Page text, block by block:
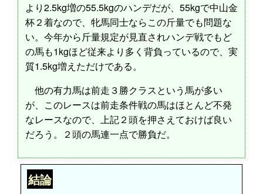
より2.5kg増の55.5kgのハンデだが、55kgで中山金
杯２着なので、牝馬同士ならこの斤量でも問題な
い。今年から斤量規定が見直されハンデ戦でもど
の馬も1kgほど従来より多く背負っているので、実
質1.5kg増えただけである。
他の有力馬は前走３勝クラスという馬が多い
が、このレースは前走条件戦の馬はほとんど不発
なレースなので、上記２頭を押さえておけば良い
だろう。２頭の馬連一点で勝負だ。
結論